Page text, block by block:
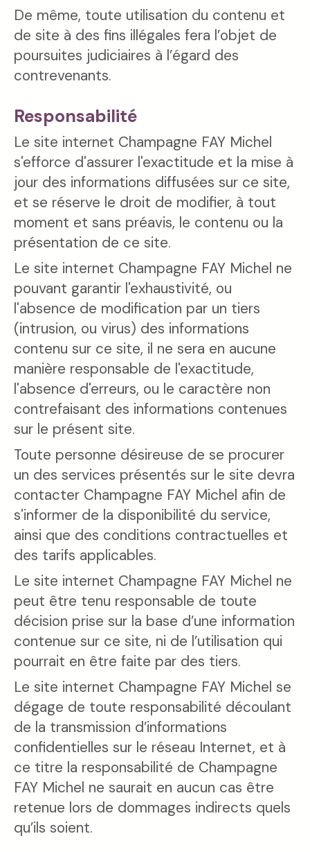
De même, toute utilisation du contenu et
de site à des fins illégales fera l’objet de
poursuites judiciaires à l’égard des
contrevenants.
Responsabilité
Le site internet Champagne FAY Michel
s'efforce d'assurer l'exactitude et la mise à
jour des informations diffusées sur ce site,
et se réserve le droit de modifier, à tout
moment et sans préavis, le contenu ou la
présentation de ce site.
Le site internet Champagne FAY Michel ne
pouvant garantir l'exhaustivité, ou
l'absence de modification par un tiers
(intrusion, ou virus) des informations
contenu sur ce site, il ne sera en aucune
manière responsable de l'exactitude,
l'absence d'erreurs, ou le caractère non
contrefaisant des informations contenues
sur le présent site.
Toute personne désireuse de se procurer
un des services présentés sur le site devra
contacter Champagne FAY Michel afin de
s'informer de la disponibilité du service,
ainsi que des conditions contractuelles et
des tarifs applicables.
Le site internet Champagne FAY Michel ne
peut être tenu responsable de toute
décision prise sur la base d’une information
contenue sur ce site, ni de l’utilisation qui
pourrait en être faite par des tiers.
Le site internet Champagne FAY Michel se
dégage de toute responsabilité découlant
de la transmission d’informations
confidentielles sur le réseau Internet, et à
ce titre la responsabilité de Champagne
FAY Michel ne saurait en aucun cas être
retenue lors de dommages indirects quels
qu’ils soient.